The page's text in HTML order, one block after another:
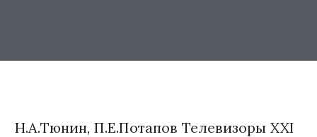
Н.А.Тюнин, П.Е.Потапов Телевизоры XXI